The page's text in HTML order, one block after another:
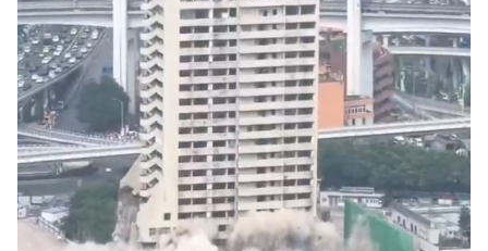
『Money1』
韓国型イージス搭載の次世代駆逐艦
「KDDX」1番艦、2032年竣工と公示
『Money1』
【対日本円】ウォン安が急進！ 日米の協調
に韓国がいっちょがみしたのでは。
『Money1』
韓国政府『BYD』車への補助金を全廃 ⇒ 実
は韓国で『BYD』車は売れている。6カ月で対前年同期比
1.9倍！
『Money1』
在韓米国大使スティールが着韓！⇒ さっそ
く空港に詰めかけ「出て行け！」「極右勢力」のプラカー